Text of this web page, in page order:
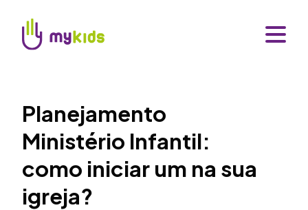
Planejamento
Ministério Infantil:
como iniciar um na sua
igreja?